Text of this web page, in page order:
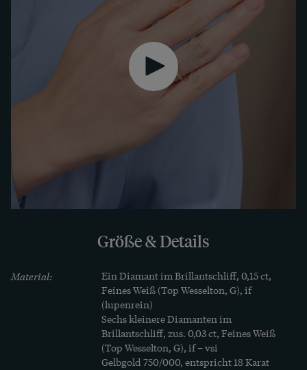
Der Ring ist durch seine hochwertigen,
unempfindlichen Materialien und seine flache
Bauweise auch täglich zu tragen. Er ist auf
Wunsch auch in Roségold, Weißgold oder Platin
erhältlich. Ob der Ring auch bald zu Ihrem
Größe & Details
Material:
Ein Diamant im Brillantschliff, 0,15 ct,
Feines Weiß (Top Wesselton, G), if
(lupenrein)
Sechs kleinere Diamanten im
Brillantschliff, zus. 0,03 ct, Feines Weiß
(Top Wesselton, G), if – vsi
Gelbgold 750/000, entspricht 18 Karat